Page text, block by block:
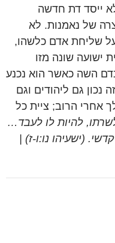
ייסד דת חדשה
של נאמנות. לא
שליחת אדם כלשהו,
ישועה שונה מזו
השה כאשר הוא נכנע
נכון גם ליהודים וגם
אחרי הרוב; ציית כל
להיות לו לעבד…
(ישעיהו נו:ו-ז) |